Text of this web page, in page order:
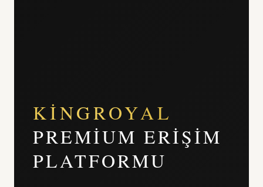
KINGROYAL
PREMIUM ERIŞIM
PLATFORMU